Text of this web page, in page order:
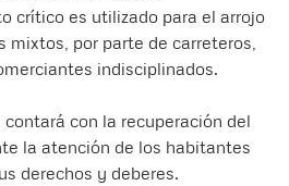
crítico es utilizado para el arrojo
mixtos, por parte de carreteros,
indisciplinados.
con la recuperación del
la atención de los habitantes
derechos y deberes.